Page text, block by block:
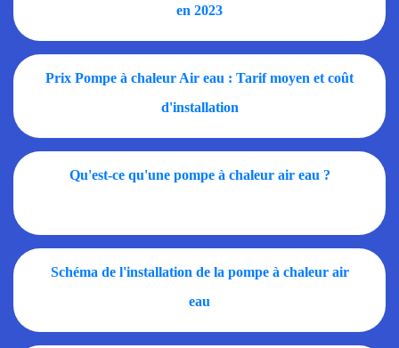
en 2023
Prix Pompe à chaleur Air eau : Tarif moyen et coût
d'installation
Qu'est-ce qu'une pompe à chaleur air eau ?
Schéma de l'installation de la pompe à chaleur air
eau